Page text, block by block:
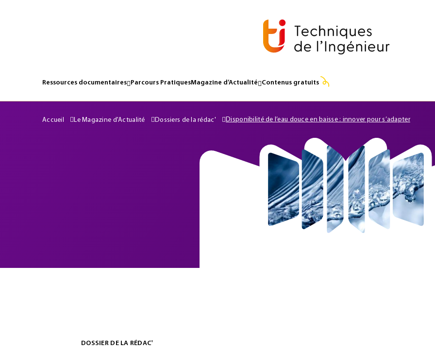
Ressources documentaires Parcours PratiquesMagazine d’Actualité Contenus gratuits
Accueil Le Magazine d'Actualité Dossiers de la rédac' Disponibilité de l’eau douce en baisse : innover pour s’adapter
DOSSIER DE LA RÉDAC'